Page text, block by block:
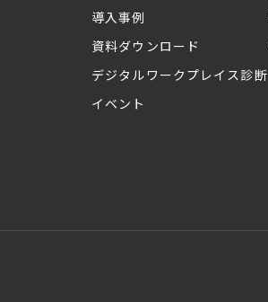
導入事例
資料ダウンロード
デジタルワークプレイス診断
イベント